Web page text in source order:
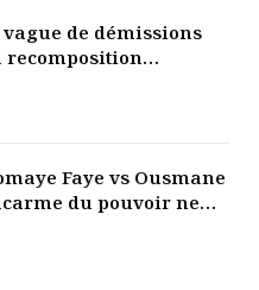
vague de démissions
recomposition
Faye vs Ousmane
du pouvoir ne
oublier les liens de la